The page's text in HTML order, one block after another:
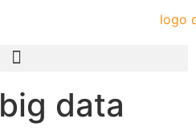
big data